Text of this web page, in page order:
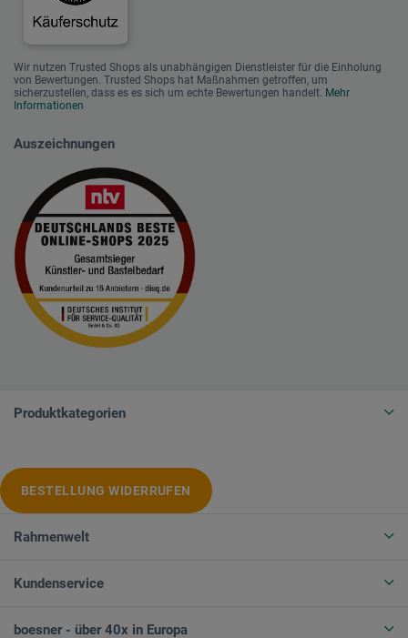
Wir nutzen Trusted Shops als unabhängigen Dienstleister für die Einholung
von Bewertungen. Trusted Shops hat Maßnahmen getroffen, um
sicherzustellen, dass es es sich um echte Bewertungen handelt. Mehr
Informationen
Auszeichnungen
Produktkategorien
BESTELLUNG WIDERRUFEN
Rahmenwelt
Kundenservice
boesner - über 40x in Europa